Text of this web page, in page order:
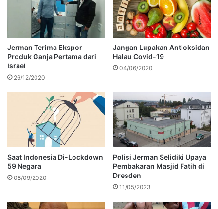
Jerman Terima Ekspor
Produk Ganja Pertama dari
Israel
26/12/2020
Jangan Lupakan Antioksidan
Halau Covid-19
04/06/2020
Saat Indonesia Di-Lockdown
59 Negara
08/09/2020
Polisi Jerman Selidiki Upaya
Pembakaran Masjid Fatih di
Dresden
11/05/2023